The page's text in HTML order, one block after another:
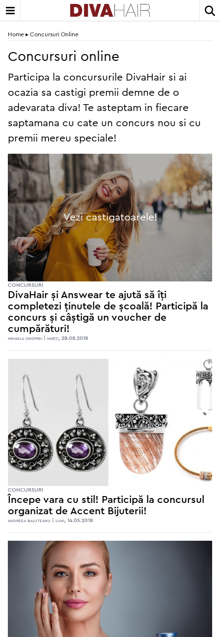
Home ▸ Concursuri Online
Concursuri online
Participa la concursurile DivaHair si ai
ocazia sa castigi premii demne de o
adevarata diva! Te asteptam in fiecare
saptamana cu cate un concurs nou si cu
premii mereu speciale!
Vezi castigatoarele!
CONCURSURI
DivaHair și Answear te ajută să îți
completezi ținutele de școală! Participă la
concurs și câștigă un voucher de
cumpărături!
mihaela onofrei | marţi, 28.08.2018
CONCURSURI
Începe vara cu stil! Participă la concursul
organizat de Accent Bijuterii!
andreea baluteanu | luni, 14.05.2018